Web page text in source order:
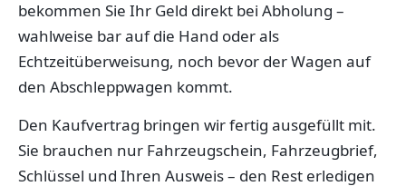
bekommen Sie Ihr Geld direkt bei Abholung –
wahlweise bar auf die Hand oder als
Echtzeitüberweisung, noch bevor der Wagen auf
den Abschleppwagen kommt.
Den Kaufvertrag bringen wir fertig ausgefüllt mit.
Sie brauchen nur Fahrzeugschein, Fahrzeugbrief,
Schlüssel und Ihren Ausweis – den Rest erledigen